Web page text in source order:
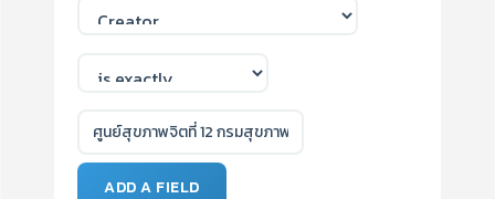
ADD A FIELD